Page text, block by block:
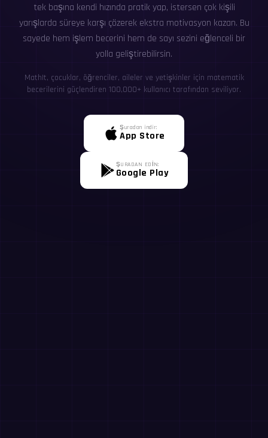
tek başına kendi hızında pratik yap, istersen çok kişili
yarışlarda süreye karşı çözerek ekstra motivasyon kazan. Bu
sayede hem işlem becerini hem de sayı sezini eğlenceli bir
yolla geliştirebilirsin.
MathIt, çocuklar, öğrenciler, aileler ve yetişkinler için matematik
becerilerini güçlendiren 100,000+ kullanıcı tarafından seviliyor.
Şuradan indir:
App Store
ŞURADAN EDİN:
Google Play